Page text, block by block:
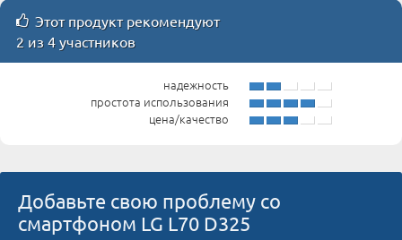
Этот продукт рекомендуют
2 из 4 участников
надежность
простота использования
цена/качество
Добавьте свою проблему со
смартфоном LG L70 D325